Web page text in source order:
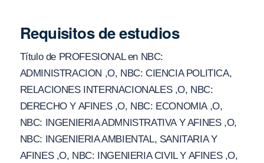
Requisitos de estudios
Título de PROFESIONAL en NBC:
ADMINISTRACION ,O, NBC: CIENCIA POLITICA,
RELACIONES INTERNACIONALES ,O, NBC:
DERECHO Y AFINES ,O, NBC: ECONOMIA ,O,
NBC: INGENIERIA ADMNISTRATIVA Y AFINES ,O,
NBC: INGENIERIA AMBIENTAL, SANITARIA Y
AFINES ,O, NBC: INGENIERIA CIVIL Y AFINES ,O,